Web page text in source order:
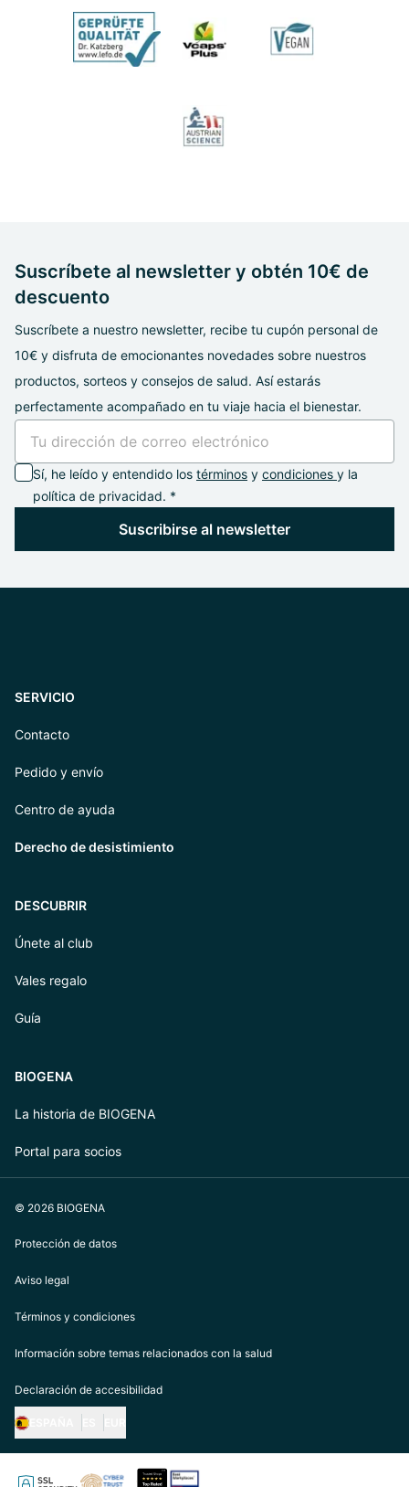
Suscríbete al newsletter y obtén 10€ de
descuento
Suscríbete a nuestro newsletter, recibe tu cupón personal de
10€ y disfruta de emocionantes novedades sobre nuestros
productos, sorteos y consejos de salud. Así estarás
perfectamente acompañado en tu viaje hacia el bienestar.
Sí, he leído y entendido los términos y condiciones y la
política de privacidad. *
Suscribirse al newsletter
SERVICIO
Contacto
Pedido y envío
Centro de ayuda
Derecho de desistimiento
DESCUBRIR
Únete al club
Vales regalo
Guía
BIOGENA
La historia de BIOGENA
Portal para socios
© 2026 BIOGENA
Protección de datos
Aviso legal
Términos y condiciones
Información sobre temas relacionados con la salud
Declaración de accesibilidad
https://biogena.com/de-at
https://biogena.com/de-de